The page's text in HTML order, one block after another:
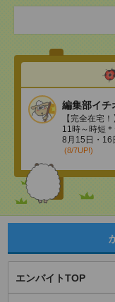
編集部イチ
【完全在宅
11時～時短
8月15日・16
(8/7UP!)
エンバイトTOP